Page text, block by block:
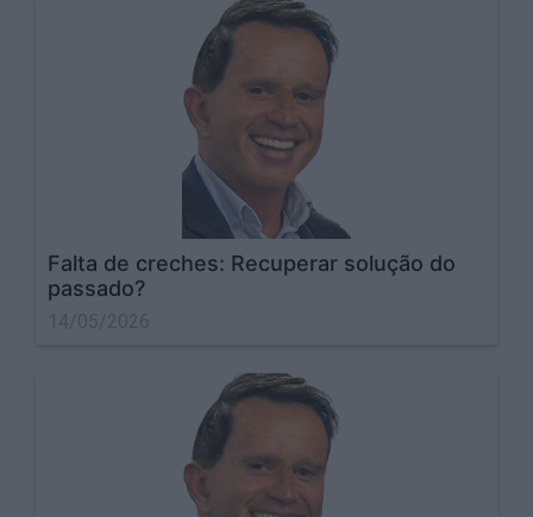
Falta de creches: Recuperar solução do
passado?